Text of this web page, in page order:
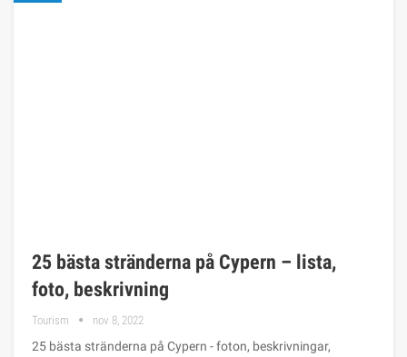
25 bästa stränderna på Cypern – lista,
foto, beskrivning
Tourism nov 8, 2022
25 bästa stränderna på Cypern - foton, beskrivningar,